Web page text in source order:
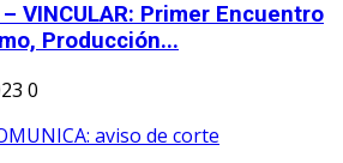
VINCULAR: Primer Encuentro
Producción...
0